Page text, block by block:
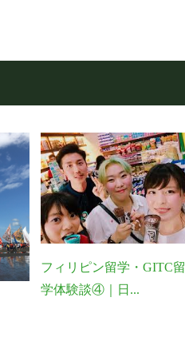
フィリピン留学・GITC留
学体験談④｜日...